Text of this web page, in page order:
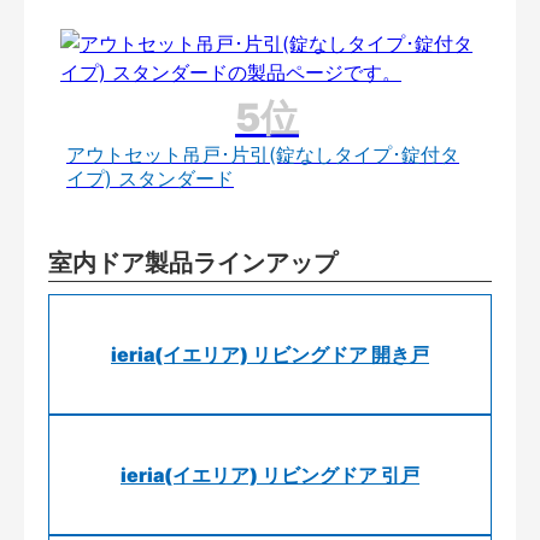
アウトセット吊戸･片引(錠なしタイプ･錠付タ
イプ) スタンダード
室内ドア製品ラインアップ
ieria(イエリア) リビングドア 開き戸
ieria(イエリア) リビングドア 引戸